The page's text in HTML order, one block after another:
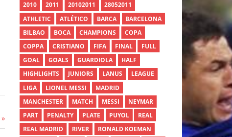
2010 2011 20102011
28052011
ATHLETIC
ATLÉTICO BARCA
BARCELONA
BILBAO
BOCA CHAMPIONS
COPA
COPPA
CRISTIANO FIFA FINAL
FULL
GOAL
GOALS GUARDIOLA
HALF
HIGHLIGHTS
JUNIORS LANUS
LEAGUE
LIGA
LIONEL MESSI
MADRID
MANCHESTER
MATCH MESSI
NEYMAR
PART
PENALTY PLATE PUYOL
REAL
REAL MADRID
RIVER
RONALD KOEMAN